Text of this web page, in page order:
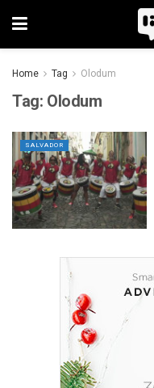
Home Tag Olodum
Tag: Olodum
SALVADOR